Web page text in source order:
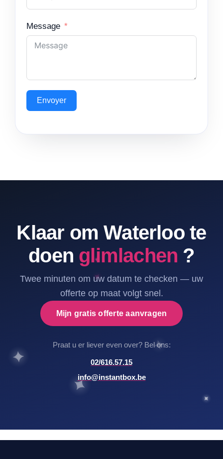
Message
Envoyer
Klaar om Waterloo te
doen glimlachen ?
Twee minuten om uw datum te checken — uw
offerte op maat volgt snel.
Mijn gratis offerte aanvragen
Praat u er liever even over? Bel ons:
02/616.57.15
info@instantbox.be